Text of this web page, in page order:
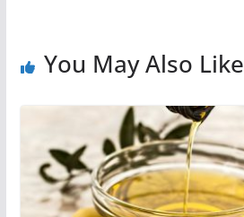
You May Also Like